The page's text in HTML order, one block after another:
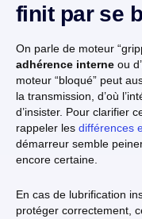
finit par se
On parle de moteur
adhérence interne ou
moteur “bloqué” peut
la transmission, d’où
d’insister. Pour clarifier
rappeler les différences
démarreur semble
encore certaine.
En cas de lubrification
protéger correctement,